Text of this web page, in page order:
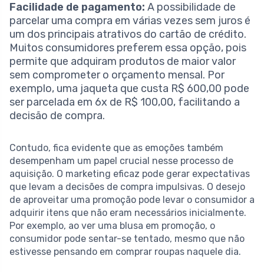
Facilidade de pagamento: A possibilidade de
parcelar uma compra em várias vezes sem juros é
um dos principais atrativos do cartão de crédito.
Muitos consumidores preferem essa opção, pois
permite que adquiram produtos de maior valor
sem comprometer o orçamento mensal. Por
exemplo, uma jaqueta que custa R$ 600,00 pode
ser parcelada em 6x de R$ 100,00, facilitando a
decisão de compra.
Contudo, fica evidente que as emoções também
desempenham um papel crucial nesse processo de
aquisição. O marketing eficaz pode gerar expectativas
que levam a decisões de compra impulsivas. O desejo
de aproveitar uma promoção pode levar o consumidor a
adquirir itens que não eram necessários inicialmente.
Por exemplo, ao ver uma blusa em promoção, o
consumidor pode sentar-se tentado, mesmo que não
estivesse pensando em comprar roupas naquele dia.